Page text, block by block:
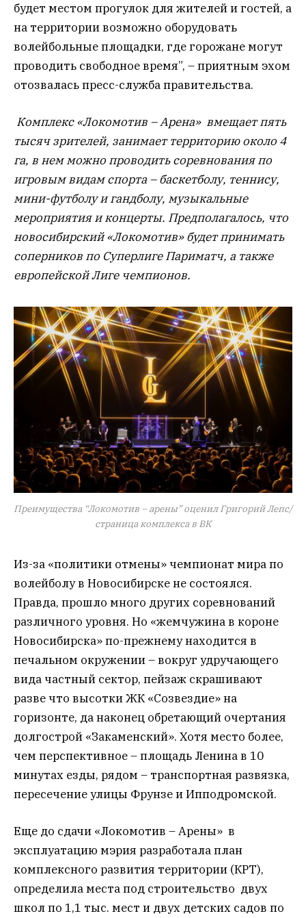
будет местом прогулок для жителей и гостей, а
на территории возможно оборудовать
волейбольные площадки, где горожане могут
проводить свободное время”, – приятным эхом
отозвалась пресс-служба правительства.
Комплекс «Локомотив – Арена» вмещает пять
тысяч зрителей, занимает территорию около 4
га, в нем можно проводить соревнования по
игровым видам спорта – баскетболу, теннису,
мини-футболу и гандболу, музыкальные
мероприятия и концерты. Предполагалось, что
новосибирский «Локомотив» будет принимать
соперников по Суперлиге Париматч, а также
европейской Лиге чемпионов.
Преимущества “Локомотив – арены” оценил Григорий Лепс/
страница комплекса в ВК
Из-за «политики отмены» чемпионат мира по
волейболу в Новосибирске не состоялся.
Правда, прошло много других соревнований
различного уровня. Но «жемчужина в короне
Новосибирска» по-прежнему находится в
печальном окружении – вокруг удручающего
вида частный сектор, пейзаж скрашивают
разве что высотки ЖК «Созвездие» на
горизонте, да наконец обретающий очертания
долгострой «Закаменский». Хотя место более,
чем перспективное – площадь Ленина в 10
минутах езды, рядом – транспортная развязка,
пересечение улицы Фрунзе и Ипподромской.
Еще до сдачи «Локомотив – Арены» в
эксплуатацию мэрия разработала план
комплексного развития территории (КРТ),
определила места под строительство двух
школ по 1,1 тыс. мест и двух детских садов по